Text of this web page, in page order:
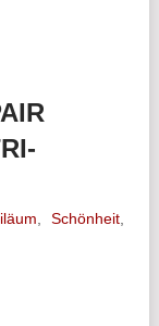
Schönheit,